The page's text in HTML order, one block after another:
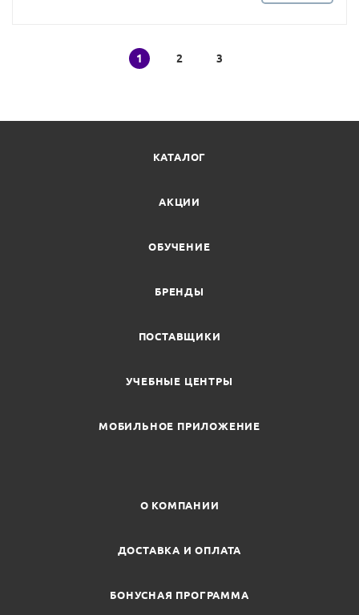
1 2 3
КАТАЛОГ
АКЦИИ
ОБУЧЕНИЕ
БРЕНДЫ
ПОСТАВЩИКИ
УЧЕБНЫЕ ЦЕНТРЫ
МОБИЛЬНОЕ ПРИЛОЖЕНИЕ
О КОМПАНИИ
ДОСТАВКА И ОПЛАТА
БОНУСНАЯ ПРОГРАММА